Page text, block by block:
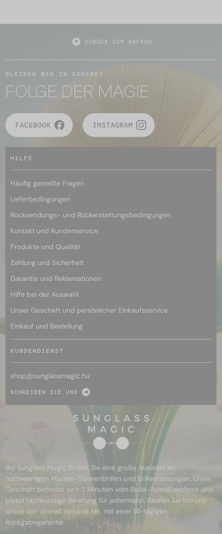
ZURÜCK ZUM ANFANG
BLEIBEN WIR IN KONTAKT
FOLGE DER MAGIE
FACEBOOK INSTAGRAM
HILFE
Häufig gestellte Fragen
Lieferbedingungen
Rücksendungs- und Rückerstattungsbedingungen
Kontakt und Kundenservice
Produkte und Qualität
Zahlung und Sicherheit
Garantie und Reklamationen
Hilfe bei der Auswahl
Unser Geschäft und persönlicher Einkaufsservice
Einkauf und Bestellung
KUNDENDIENST
shop@sunglassmagic.hu
SCHREIBEN SIE UNS
Bei Sunglass Magic finden Sie eine große Auswahl an
hochwertigen Marken-Sonnenbrillen und Brillenfassungen. Unser
Geschäft befindet sich 2 Minuten vom Buda-Tunnel entfernt und
bietet fachkundige Beratung für jedermann. Kaufen Sie bei uns
online von überall im Land ein, mit einer 14-tägigen
Rückgabegarantie.